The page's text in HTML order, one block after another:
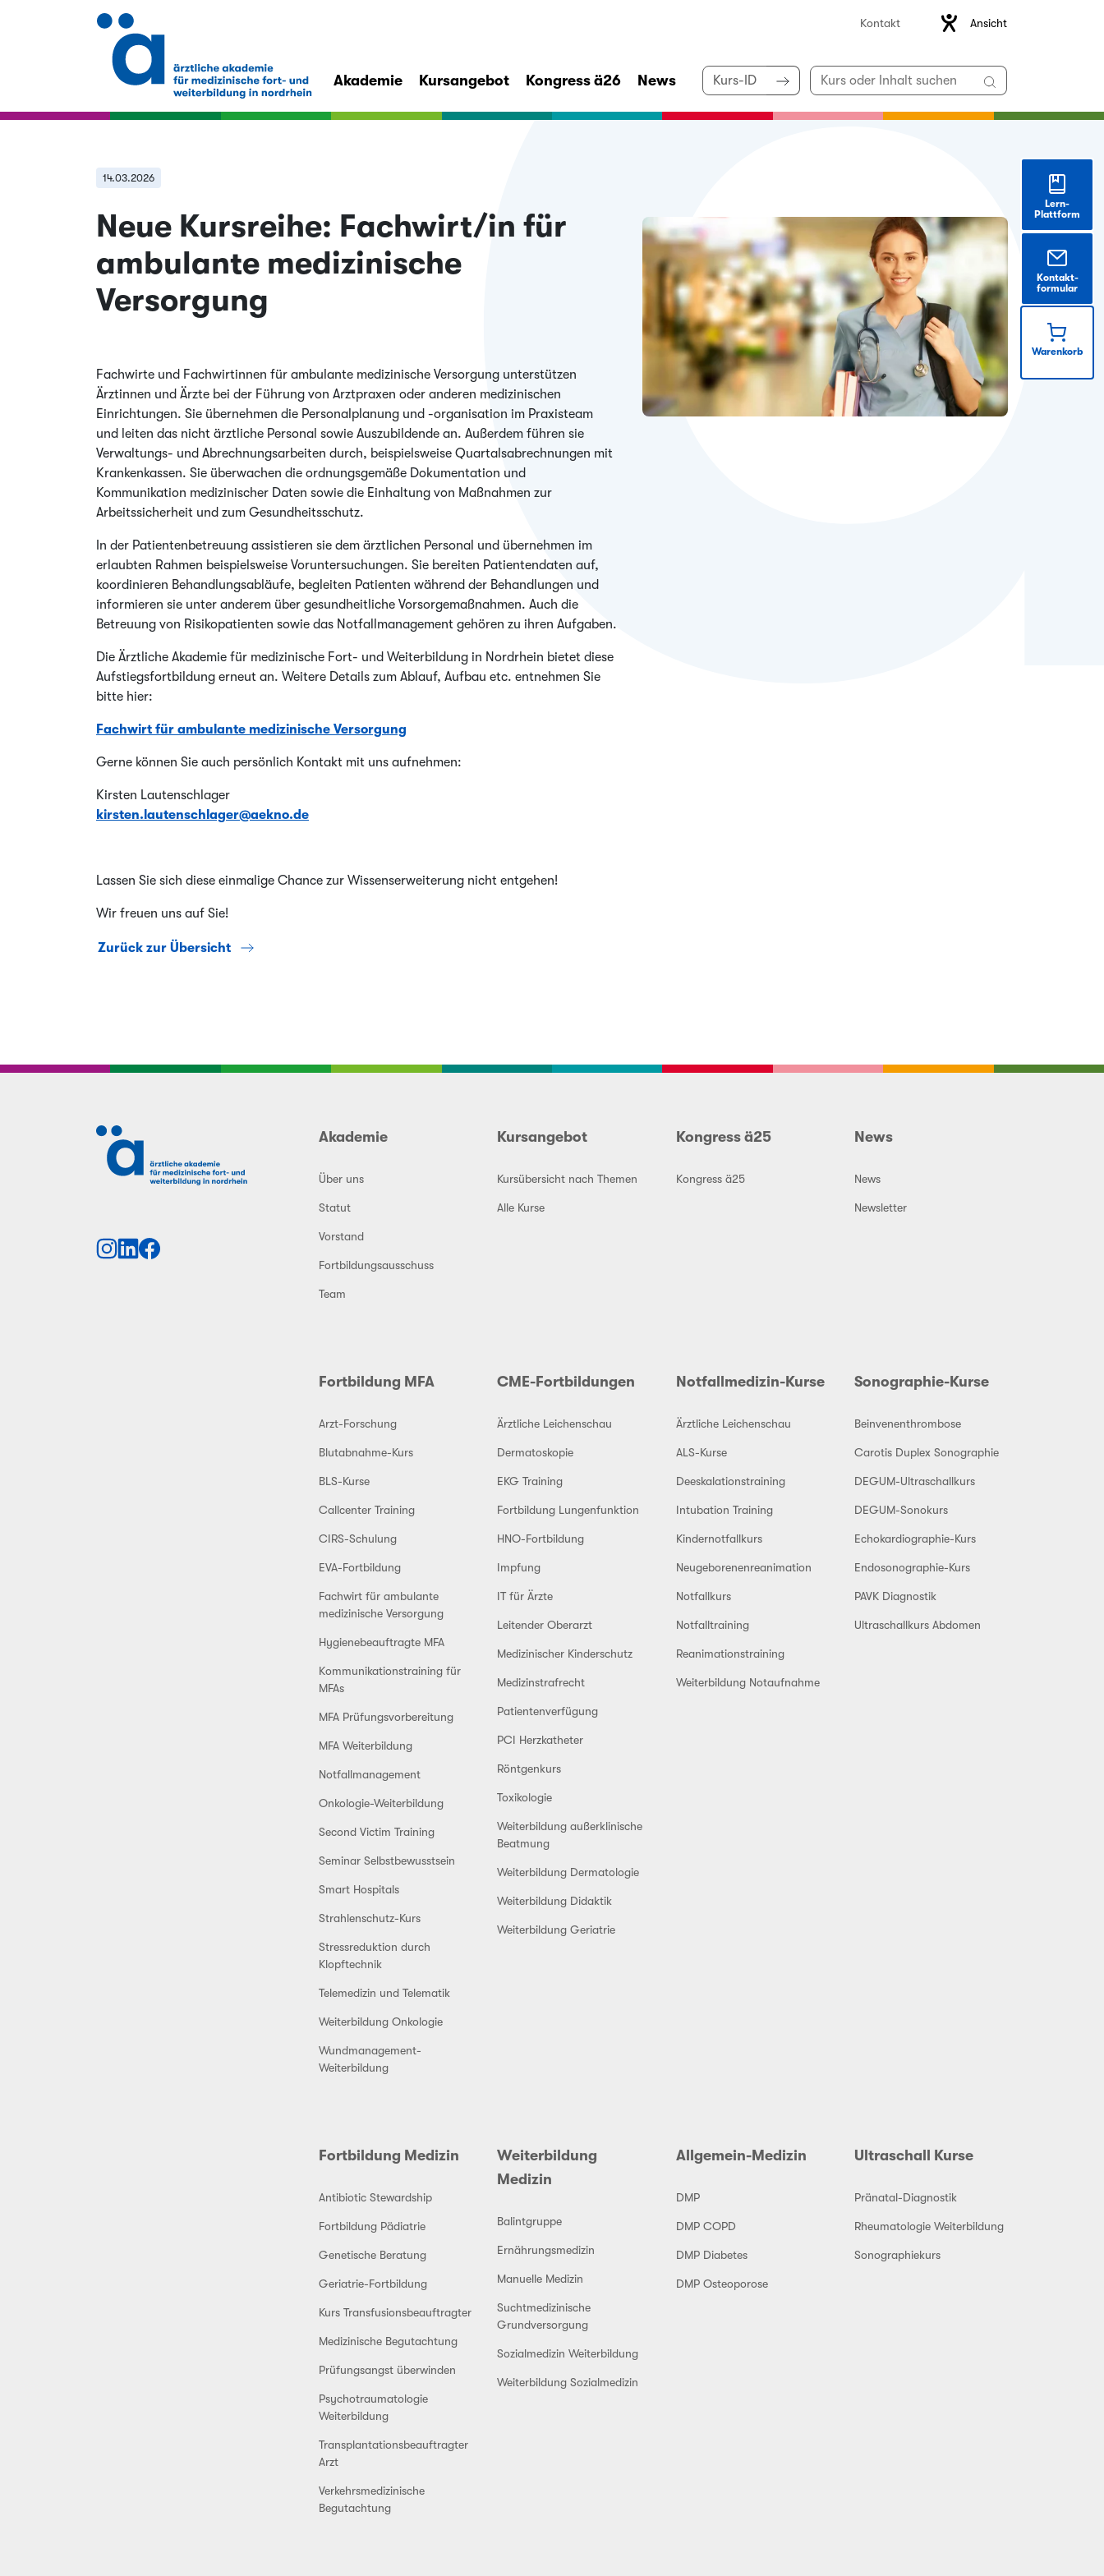
Kontakt Ansicht
Akademie Kursangebot Kongress ä26 News
Lern-
Plattform
Kontakt-
formular
Warenkorb
14.03.2026
Neue Kursreihe: Fachwirt/in für
ambulante medizinische
Versorgung
Fachwirte und Fachwirtinnen für ambulante medizinische Versorgung unterstützen
Ärztinnen und Ärzte bei der Führung von Arztpraxen oder anderen medizinischen
Einrichtungen. Sie übernehmen die Personalplanung und -organisation im Praxisteam
und leiten das nicht ärztliche Personal sowie Auszubildende an. Außerdem führen sie
Verwaltungs- und Abrechnungsarbeiten durch, beispielsweise Quartalsabrechnungen mit
Krankenkassen. Sie überwachen die ordnungsgemäße Dokumentation und
Kommunikation medizinischer Daten sowie die Einhaltung von Maßnahmen zur
Arbeitssicherheit und zum Gesundheitsschutz.
In der Patientenbetreuung assistieren sie dem ärztlichen Personal und übernehmen im
erlaubten Rahmen beispielsweise Voruntersuchungen. Sie bereiten Patientendaten auf,
koordinieren Behandlungsabläufe, begleiten Patienten während der Behandlungen und
informieren sie unter anderem über gesundheitliche Vorsorgemaßnahmen. Auch die
Betreuung von Risikopatienten sowie das Notfallmanagement gehören zu ihren Aufgaben.
Die Ärztliche Akademie für medizinische Fort- und Weiterbildung in Nordrhein bietet diese
Aufstiegsfortbildung erneut an. Weitere Details zum Ablauf, Aufbau etc. entnehmen Sie
bitte hier:
Fachwirt für ambulante medizinische Versorgung
Gerne können Sie auch persönlich Kontakt mit uns aufnehmen:
Kirsten Lautenschlager
kirsten.lautenschlager@aekno.de
Lassen Sie sich diese einmalige Chance zur Wissenserweiterung nicht entgehen!
Wir freuen uns auf Sie!
Zurück zur Übersicht
Akademie
Über uns
Statut
Vorstand
Fortbildungsausschuss
Team
Kursangebot
Kursübersicht nach Themen
Alle Kurse
Kongress ä25
Kongress ä25
News
News
Newsletter
Fortbildung MFA
Arzt-Forschung
Blutabnahme-Kurs
BLS-Kurse
Callcenter Training
CIRS-Schulung
EVA-Fortbildung
Fachwirt für ambulante
medizinische Versorgung
Hygienebeauftragte MFA
Kommunikationstraining für
MFAs
MFA Prüfungsvorbereitung
MFA Weiterbildung
Notfallmanagement
Onkologie-Weiterbildung
Second Victim Training
Seminar Selbstbewusstsein
Smart Hospitals
Strahlenschutz-Kurs
Stressreduktion durch
Klopftechnik
Telemedizin und Telematik
Weiterbildung Onkologie
Wundmanagement-
Weiterbildung
CME-Fortbildungen
Ärztliche Leichenschau
Dermatoskopie
EKG Training
Fortbildung Lungenfunktion
HNO-Fortbildung
Impfung
IT für Ärzte
Leitender Oberarzt
Medizinischer Kinderschutz
Medizinstrafrecht
Patientenverfügung
PCI Herzkatheter
Röntgenkurs
Toxikologie
Weiterbildung außerklinische
Beatmung
Weiterbildung Dermatologie
Weiterbildung Didaktik
Weiterbildung Geriatrie
Notfallmedizin-Kurse
Ärztliche Leichenschau
ALS-Kurse
Deeskalationstraining
Intubation Training
Kindernotfallkurs
Neugeborenenreanimation
Notfallkurs
Notfalltraining
Reanimationstraining
Weiterbildung Notaufnahme
Sonographie-Kurse
Beinvenenthrombose
Carotis Duplex Sonographie
DEGUM-Ultraschallkurs
DEGUM-Sonokurs
Echokardiographie-Kurs
Endosonographie-Kurs
PAVK Diagnostik
Ultraschallkurs Abdomen
Fortbildung Medizin
Antibiotic Stewardship
Fortbildung Pädiatrie
Genetische Beratung
Geriatrie-Fortbildung
Kurs Transfusionsbeauftragter
Medizinische Begutachtung
Prüfungsangst überwinden
Psychotraumatologie
Weiterbildung
Transplantationsbeauftragter
Arzt
Verkehrsmedizinische
Begutachtung
Weiterbildung
Medizin
Balintgruppe
Ernährungsmedizin
Manuelle Medizin
Suchtmedizinische
Grundversorgung
Sozialmedizin Weiterbildung
Weiterbildung Sozialmedizin
Allgemein-Medizin
DMP
DMP COPD
DMP Diabetes
DMP Osteoporose
Ultraschall Kurse
Pränatal-Diagnostik
Rheumatologie Weiterbildung
Sonographiekurs